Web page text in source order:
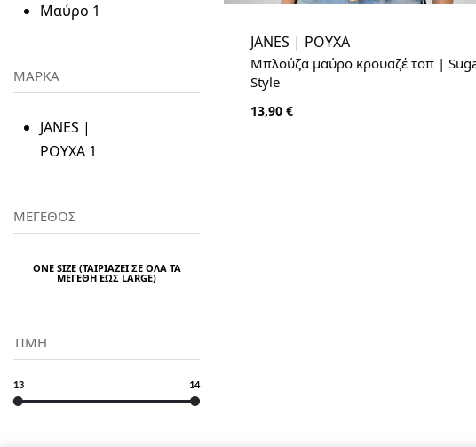
Μαύρο 1
ΜΑΡΚΑ
JANES |
ΡΟΥΧΑ 1
ΜΕΓΕΘΟΣ
ONE SIZE (ΤΑΙΡΙΆΖΕΙ ΣΕ ΌΛΑ ΤΑ
ΜΕΓΈΘΗ ΈΩΣ LARGE)
ΤΙΜΗ
13 14
JANES | ΡΟΥΧΑ
Μπλούζα μαύρο κρουαζέ τοπ |
Style
13,90 €